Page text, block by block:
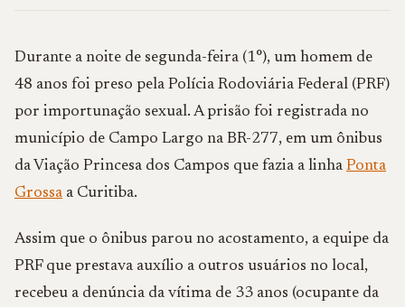
Durante a noite de segunda-feira (1°), um homem de
48 anos foi preso pela Polícia Rodoviária Federal (PRF)
por importunação sexual. A prisão foi registrada no
município de Campo Largo na BR-277, em um ônibus
da Viação Princesa dos Campos que fazia a linha Ponta
Grossa a Curitiba.
Assim que o ônibus parou no acostamento, a equipe da
PRF que prestava auxílio a outros usuários no local,
recebeu a denúncia da vítima de 33 anos (ocupante da